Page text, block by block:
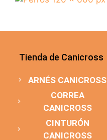
Tienda de Canicross
ARNÉS CANICROSS
CORREA
CANICROSS
CINTURÓN
CANICROSS